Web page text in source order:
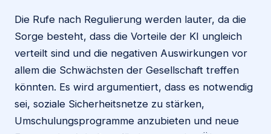
Die Rufe nach Regulierung werden lauter, da die
Sorge besteht, dass die Vorteile der KI ungleich
verteilt sind und die negativen Auswirkungen vor
allem die Schwächsten der Gesellschaft treffen
könnten. Es wird argumentiert, dass es notwendig
sei, soziale Sicherheitsnetze zu stärken,
Umschulungsprogramme anzubieten und neue